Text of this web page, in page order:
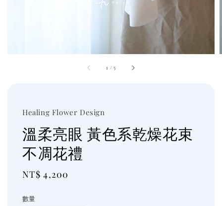
1 /5
Healing Flower Design
溫柔亮眼 黃色系乾燥花束
不凋花禮
Regular
NT$ 4,200
數量